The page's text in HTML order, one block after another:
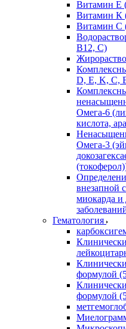
Витамин Е
Витамин К
Витамин С
В12, С)
D, E, K, C,
Омега-6
кислота,
Омега-3
внезапной
миокарда и
Гематология
формулой
формулой